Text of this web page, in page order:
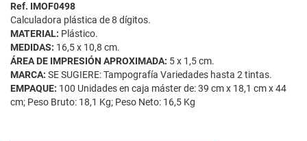
Ref. IMOF0498
Calculadora plástica de 8 dígitos.
MATERIAL: Plástico.
MEDIDAS: 16,5 x 10,8 cm.
ÁREA DE IMPRESIÓN APROXIMADA: 5 x 1,5 cm.
MARCA: SE SUGIERE: Tampografía Variedades hasta 2 tintas.
EMPAQUE: 100 Unidades en caja máster de: 39 cm x 18,1 cm x 44
cm; Peso Bruto: 18,1 Kg; Peso Neto: 16,5 Kg